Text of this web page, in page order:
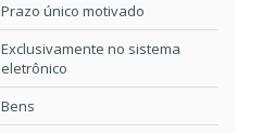
Prazo único motivado
Exclusivamente no sistema
eletrônico
Bens